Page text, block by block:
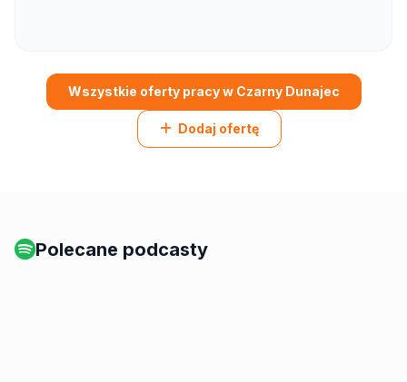
Wszystkie oferty pracy w Czarny Dunajec
Dodaj ofertę
Polecane podcasty